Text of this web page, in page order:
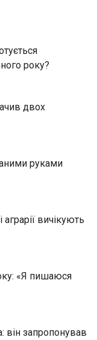
року?
двох
руками
вичікують
«Я пишаюся
він запропонував